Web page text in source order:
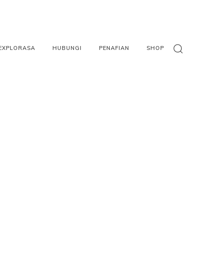
HUBUNGI PENAFIAN SHOP